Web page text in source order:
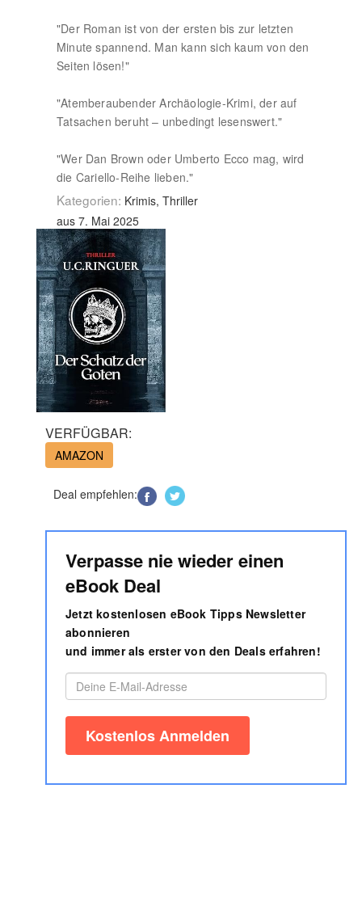
"Der Roman ist von der ersten bis zur letzten
Minute spannend. Man kann sich kaum von den
Seiten lösen!"
"Atemberaubender Archäologie-Krimi, der auf
Tatsachen beruht – unbedingt lesenswert."
"Wer Dan Brown oder Umberto Ecco mag, wird
die Cariello-Reihe lieben."
Kategorien: Krimis, Thriller
aus 7. Mai 2025
VERFÜGBAR:
AMAZON
Deal empfehlen:
Verpasse nie wieder einen
eBook Deal
Jetzt kostenlosen eBook Tipps Newsletter
abonnieren
und immer als erster von den Deals erfahren!